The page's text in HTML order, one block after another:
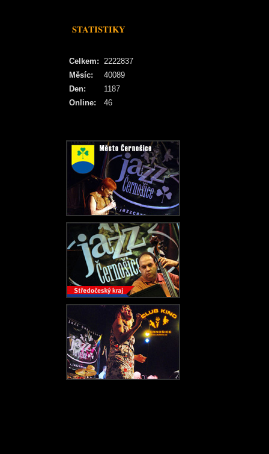
STATISTIKY
Online: 46
Celkem: 2222837
Měsíc:
40089
Den:
1187